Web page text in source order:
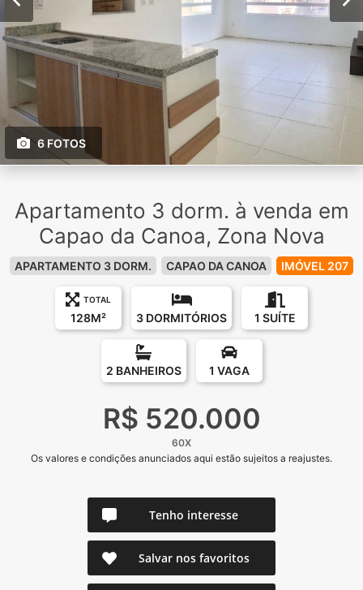
6 FOTOS
Apartamento 3 dorm. à venda em
Capao da Canoa, Zona Nova
APARTAMENTO 3 DORM. CAPAO DA CANOA IMÓVEL 207
TOTAL
128M² 3 DORMITÓRIOS 1 SUÍTE
2 BANHEIROS 1 VAGA
R$ 520.000
60X
Os valores e condições anunciados aqui estão sujeitos a reajustes.
Tenho interesse
Salvar nos favoritos